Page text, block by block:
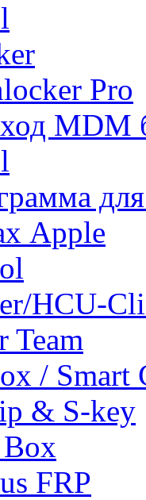
Pro
MDM
Apple
HCU-
Team
/ Smart
& S-key
FRP